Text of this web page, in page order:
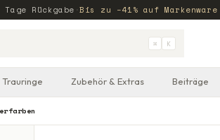
Tage Rückgabe ·Bis zu −41% auf Markenware
⌘ K
Trauringe Zubehör & Extras Beiträge